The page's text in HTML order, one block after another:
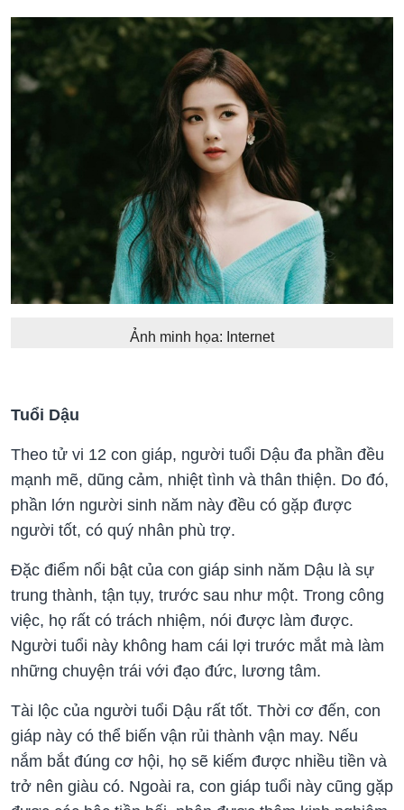
Ảnh minh họa: Internet
Tuổi Dậu
Theo tử vi 12 con giáp, người tuổi Dậu đa phần đều
mạnh mẽ, dũng cảm, nhiệt tình và thân thiện. Do đó,
phần lớn người sinh năm này đều có gặp được
người tốt, có quý nhân phù trợ.
Đặc điểm nổi bật của con giáp sinh năm Dậu là sự
trung thành, tận tụy, trước sau như một. Trong công
việc, họ rất có trách nhiệm, nói được làm được.
Người tuổi này không ham cái lợi trước mắt mà làm
những chuyện trái với đạo đức, lương tâm.
Tài lộc của người tuổi Dậu rất tốt. Thời cơ đến, con
giáp này có thể biến vận rủi thành vận may. Nếu
nắm bắt đúng cơ hội, họ sẽ kiếm được nhiều tiền và
trở nên giàu có. Ngoài ra, con giáp tuổi này cũng gặp